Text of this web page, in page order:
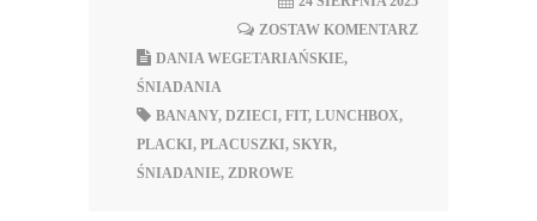
ZOSTAW KOMENTARZ
DANIA WEGETARIAŃSKIE,
ŚNIADANIA
BANANY, DZIECI, FIT, LUNCHBOX,
PLACKI, PLACUSZKI, SKYR,
ŚNIADANIE, ZDROWE